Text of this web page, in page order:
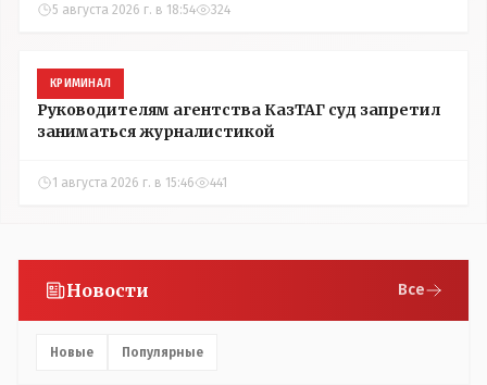
5 августа 2026 г. в 18:54 324
КРИМИНАЛ
Руководителям агентства КазТАГ суд запретил
заниматься журналистикой
1 августа 2026 г. в 15:46 441
Новости Все
Новые Популярные